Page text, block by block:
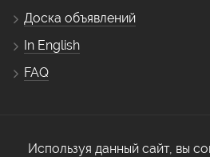
Доска объявлений
In English
FAQ
Используя данный сайт, вы